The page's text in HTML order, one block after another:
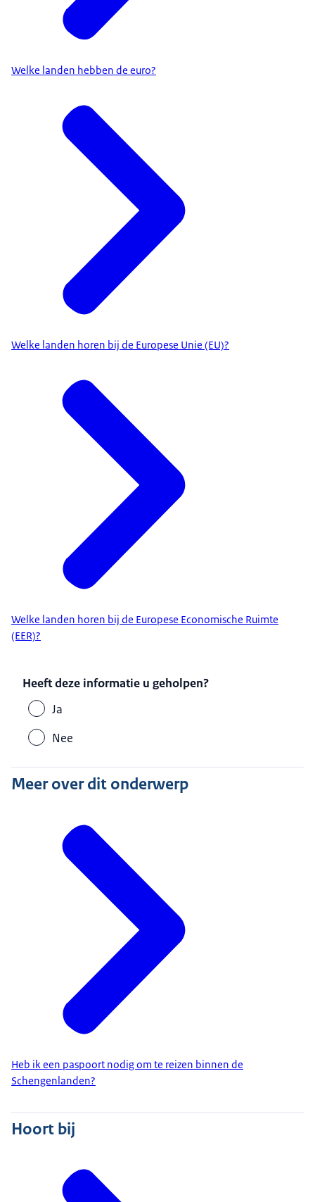
Welke landen hebben de euro?
Welke landen horen bij de Europese Unie (EU)?
Welke landen horen bij de Europese Economische Ruimte
(EER)?
Heeft deze informatie u geholpen?
Ja
Nee
Meer over dit onderwerp
Heb ik een paspoort nodig om te reizen binnen de
Schengenlanden?
Hoort bij